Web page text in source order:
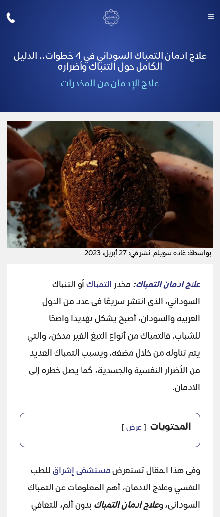
علاج ادمان التمباك السوداني في 4 خطوات.. الدليل
الكامل حول التنباك وأضراره
علاج الإدمان من المخدرات
بواسطة: غاده سويلم نشر في: 27 أبريل، 2023
علاج ادمانالتمباك: مخدر التمباك أو التنباك
السوداني، الذى انتشر سريعًا فى عدد من الدول
العربية والسودان، أصبح يشكل تهديدا واضحًا
للشباب. فالتمباك من أنواع التبغ الغير مدخن، والتي
يتم تناوله من خلال مضغه. ويسبب التمباك العديد
من الأضرار النفسية والجسدية، كما يصل خطره إلى
الادمان.
المحتويات عرض
وفى هذا المقال تستعرض مستشفى إشراق للطب
النفسي وعلاج الادمان، أهم المعلومات عن التمباك
السودانى، وعلاج ادمان التمباك بدون ألم، للتعافي